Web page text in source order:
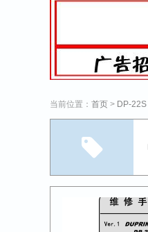
当前位置： 首页 > DP-22S